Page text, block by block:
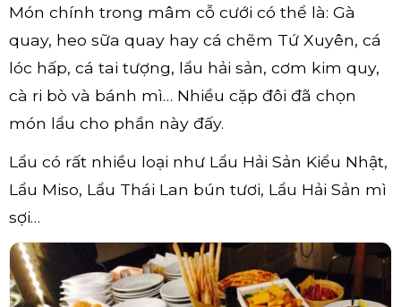
Món chính trong mâm cỗ cưới có thể là: Gà
quay, heo sữa quay hay cá chẽm Tứ Xuyên, cá
lóc hấp, cá tai tượng, lẩu hải sản, cơm kim quy,
cà ri bò và bánh mì… Nhiều cặp đôi đã chọn
món lẩu cho phần này đấy.
Lẩu có rất nhiều loại như Lẩu Hải Sản Kiểu Nhật,
Lẩu Miso, Lẩu Thái Lan bún tươi, Lẩu Hải Sản mì
sợi…